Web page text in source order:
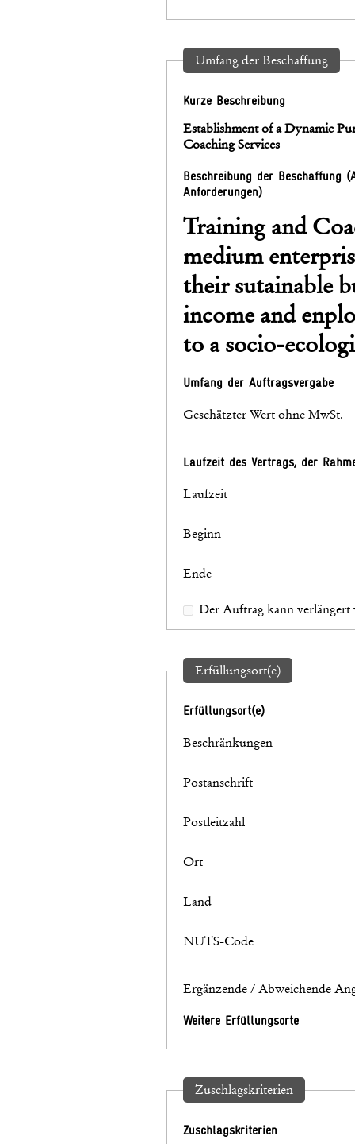
Umfang der Beschaffung
Kurze Beschreibung
Establishment of a Dynamic
Coaching Services
Beschreibung der Beschaffung
Anforderungen)
Training and
medium
their sutainable
income and
to a socio-
Umfang der Auftragsvergabe
Geschätzter Wert ohne MwSt.
Laufzeit des Vertrags, der
Laufzeit
Beginn
Ende
Der Auftrag kann verlängert
Erfüllungsort(e)
Erfüllungsort(e)
Beschränkungen
Postanschrift
Postleitzahl
Ort
Land
NUTS-Code
Ergänzende / Abweichende
Weitere Erfüllungsorte
Zuschlagskriterien
Zuschlagskriterien